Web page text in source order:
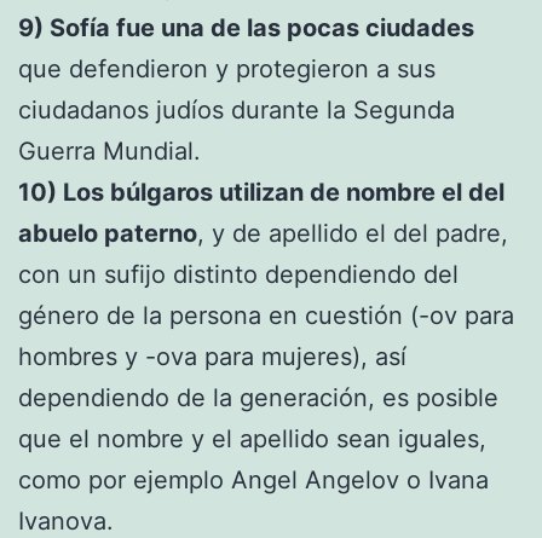
9) Sofía fue una de las pocas ciudades
que defendieron y protegieron a sus
ciudadanos judíos durante la Segunda
Guerra Mundial.
10) Los búlgaros utilizan de nombre el del
abuelo paterno, y de apellido el del padre,
con un sufijo distinto dependiendo del
género de la persona en cuestión (-ov para
hombres y -ova para mujeres), así
dependiendo de la generación, es posible
que el nombre y el apellido sean iguales,
como por ejemplo Angel Angelov o Ivana
Ivanova.